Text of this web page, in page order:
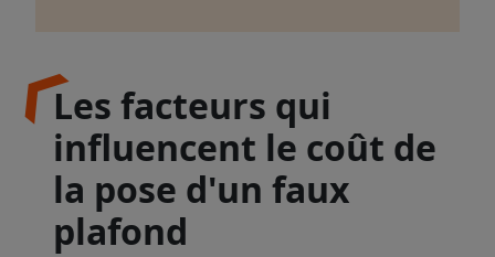
Les facteurs qui
influencent le coût de
la pose d'un faux
plafond